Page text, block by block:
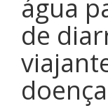
água
de